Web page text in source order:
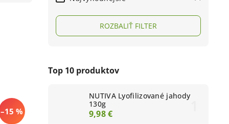
ROZBALIŤ FILTER
Top 10 produktov
NUTIVA Lyofilizované jahody
130g
9,98 €
–15 %